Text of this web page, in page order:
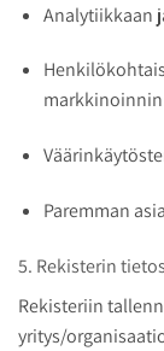
Analytiikkaan
Paremman
5. Rekisterin
Rekisteriin
yritys/